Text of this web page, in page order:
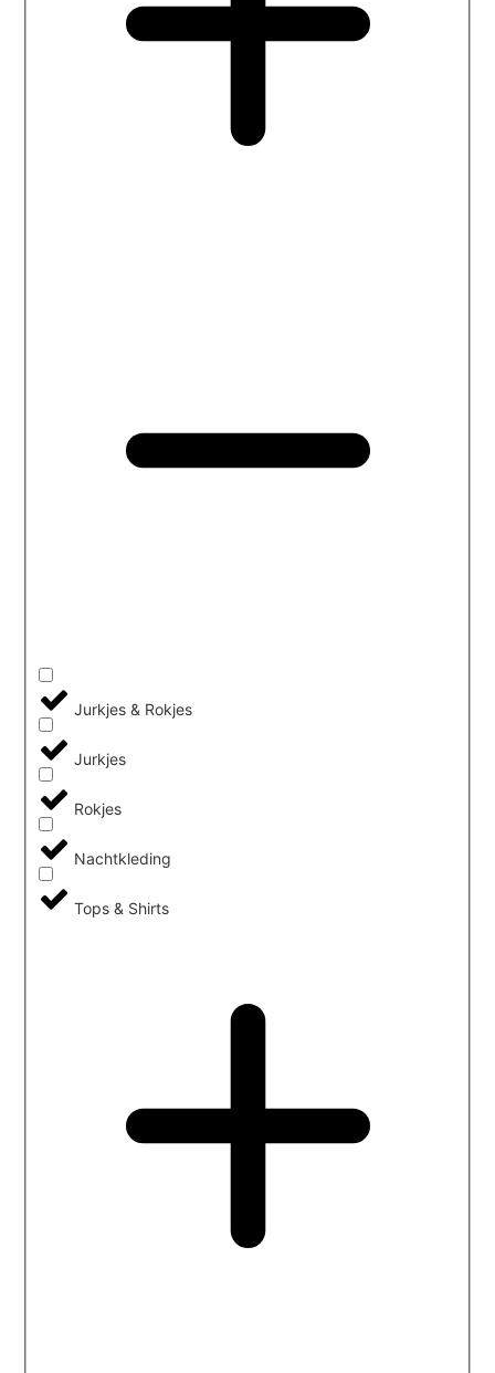
Jurkjes & Rokjes
Jurkjes
Rokjes
Nachtkleding
Tops & Shirts